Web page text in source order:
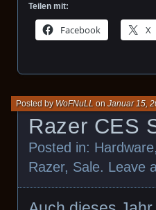
Teilen mit:
Facebook X
Razer CES
Posted by WoFNuLL onJanuar 15,
Posted in: Hardware,
Razer, Sale. Leave